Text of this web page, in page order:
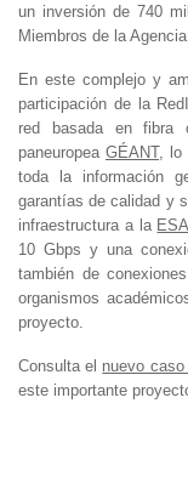
un inversión de 740
Miembros de la
En este complejo y
participación de la
red basada en fibra
paneuropea GÉANT, lo
toda la información
garantías de calidad y
infraestructura a la
10 Gbps y una
también de
organismos
proyecto.
Consulta el nuevo
este importante